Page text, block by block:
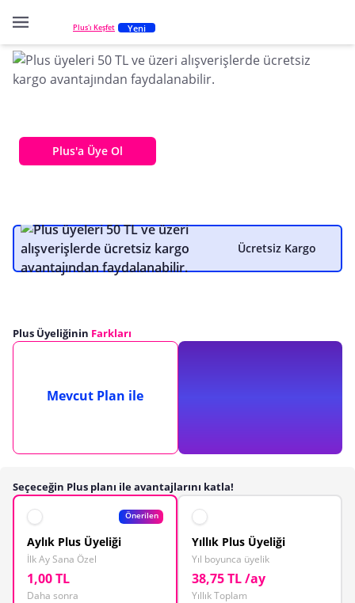
Plus'ı Keşfet Yeni
Plus'a Üye Ol
Ücretsiz Kargo
Plus Üyeliğinin Farkları
Mevcut Plan ile
Seçeceğin Plus planı ile avantajlarını katla!
Önerilen
Aylık Plus Üyeliği
İlk Ay Sana Özel
1,00 TL
Daha sonra
Yıllık Plus Üyeliği
Yıl boyunca üyelik
38,75 TL /ay
Yıllık Toplam